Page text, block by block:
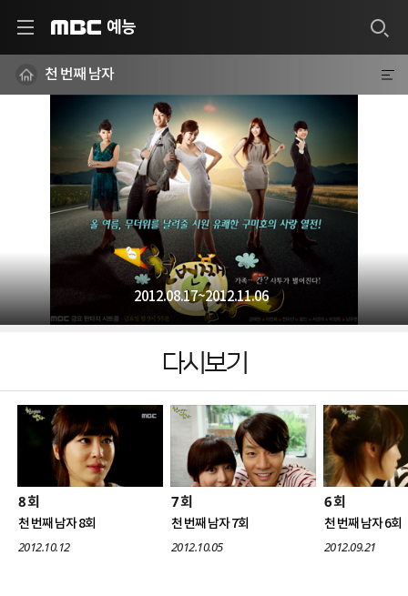
예능
천 번째 남자
2012.08.17~2012.11.06
다시보기
8회
천 번째 남자 8회
2012.10.12
7회
천 번째 남자 7회
2012.10.05
6회
천 번째 남자 6회
2012.09.21